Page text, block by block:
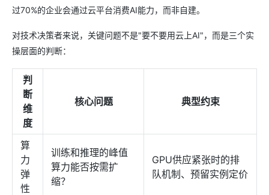
过70%的企业会通过云平台消费AI能力，而非自建。
对技术决策者来说，关键问题不是"要不要用云上AI"，而是三个实
操层面的判断：
判
断
维
度
核心问题 典型约束
算
力
弹
性
训练和推理的峰值
算力能否按需扩
缩？
GPU供应紧张时的排
队机制、预留实例定价